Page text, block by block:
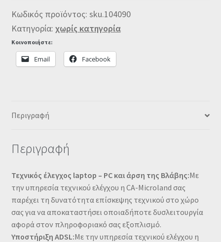
Κωδικός προϊόντος: sku.104090
Κατηγορία: χωρίς κατηγορία
Κοινοποιήστε:
Email Facebook
Περιγραφή
Περιγραφή
Τεχνικός έλεγχος laptop – PC και άρση της Βλάβης:Με
την υπηρεσία τεχνικού ελέγχου η CA-Microland σας
παρέχει τη δυνατότητα επίσκεψης τεχνικού στο χώρο
σας για να αποκαταστήσει οποιαδήποτε δυσλειτουργία
αφορά στον πληροφοριακό σας εξοπλισμό.
Υποστήριξη ADSL:Με την υπηρεσία τεχνικού ελέγχου η